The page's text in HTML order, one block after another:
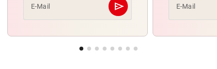
E-Mail send
Abschicken E-Mail